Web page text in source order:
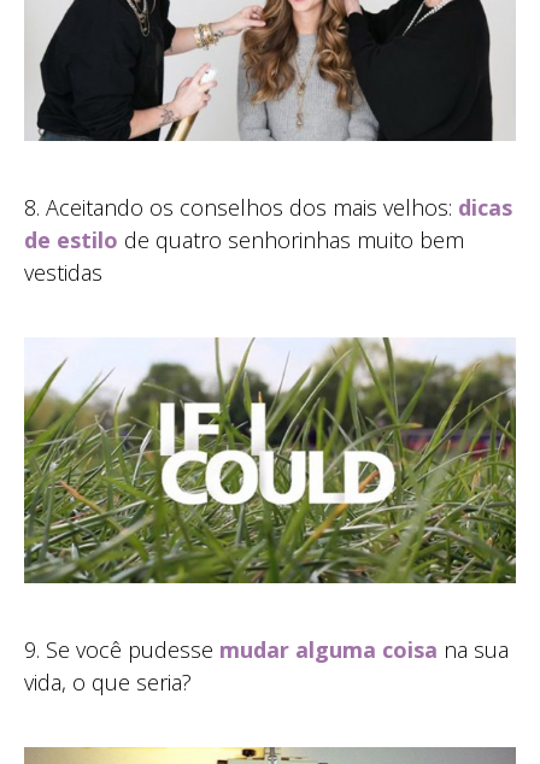
8. Aceitando os conselhos dos mais velhos: dicas
de estilo de quatro senhorinhas muito bem
vestidas
9. Se você pudesse mudar alguma coisa na sua
vida, o que seria?